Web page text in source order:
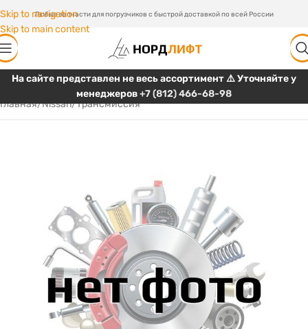
Skip to navigation
Skip to main content
Любые запчасти для погрузчиков с быстрой доставкой по всей России
На сайте представлен не весь ассортимент ⚠️ Уточняйте у
менеджеров+7 (812) 466-68-98
Главная/Nissan/Трансмиссия